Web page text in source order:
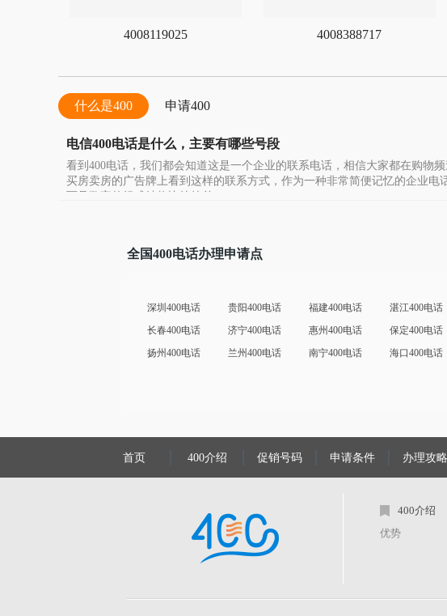
4008119025 4008388717
什么是400 申请400
电信400电话是什么，主要有哪些号段
看到400电话，我们都会知道这是一个企业的联系电话，相信大家都在购物
买房卖房的广告牌上看到这样的联系方式，作为一种非常简便记忆的企业电
全国400电话办理申请点
深圳400电话 贵阳400电话 福建400电话 湛江400电话
长春400电话
济宁400电话 惠州400电话 保定400电话
扬州400电话
兰州400电话 南宁400电话 海口400电话
首页 400介绍 促销号码 申请条件 办理攻略
400介绍
优势